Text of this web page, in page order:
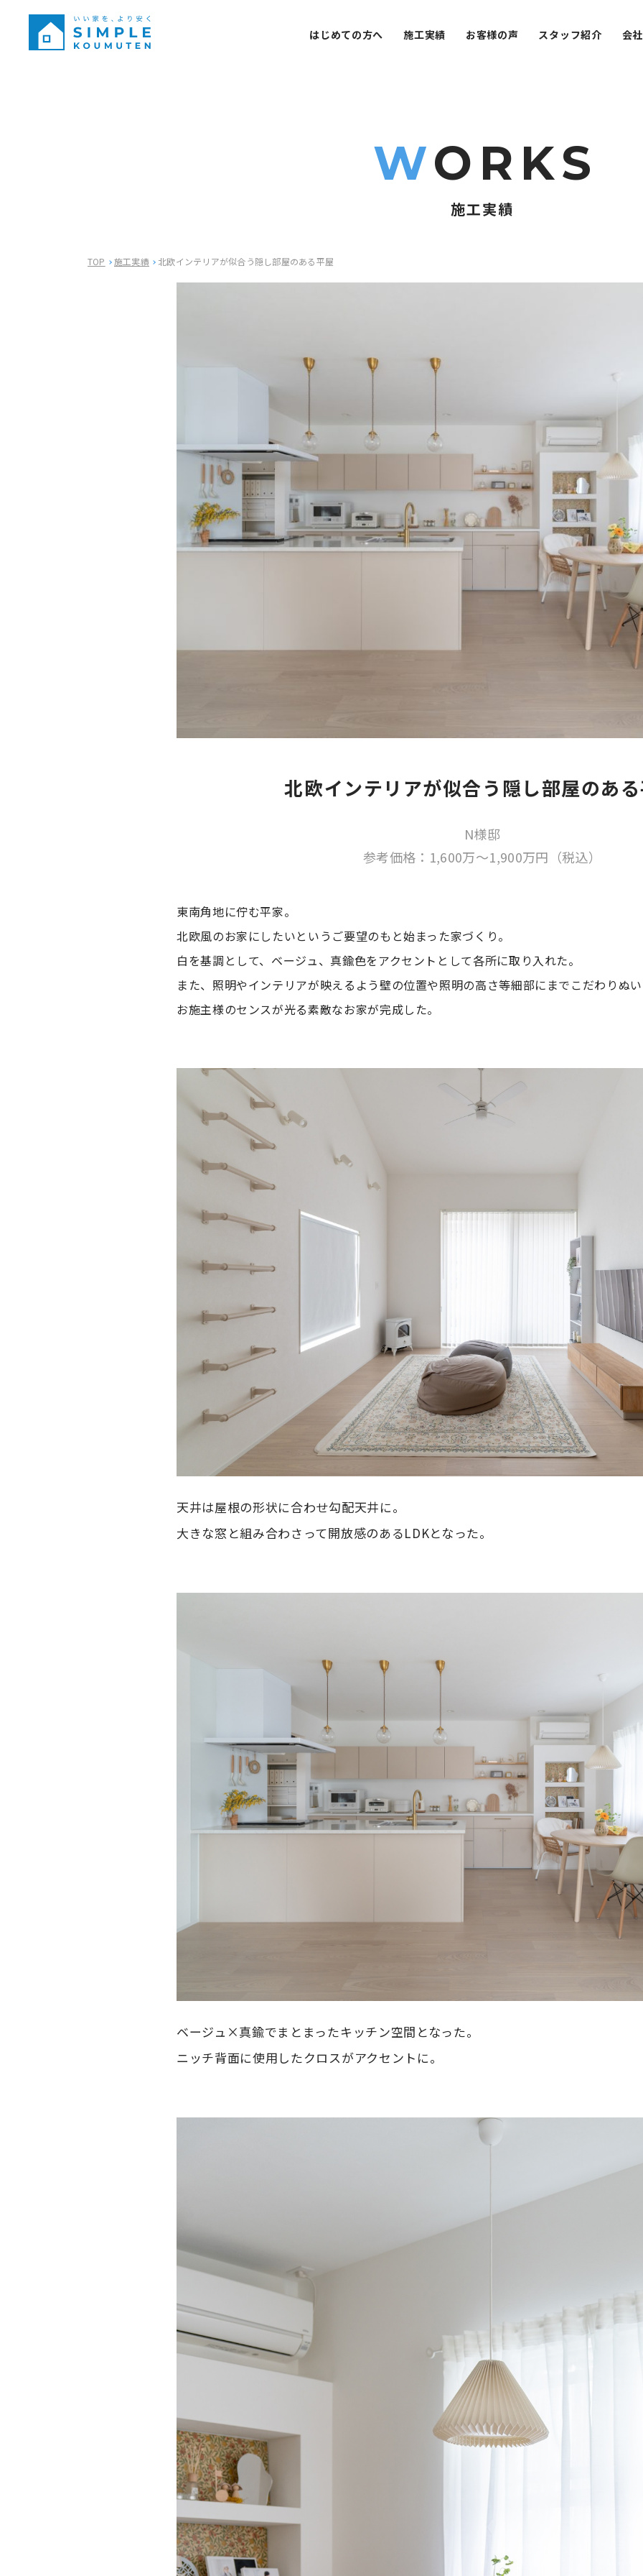
はじめての方へ 施工実績 お客様の声 スタッフ紹介 会
WORKS
施工実績
TOP 施工実績 北欧インテリアが似合う隠し部屋のある平屋
北欧インテリアが似合う隠し部屋のあ
N様邸
参考価格：1,600万～1,900万円（税込）
東南角地に佇む平家。
北欧風のお家にしたいというご要望のもと始まった家づくり。
白を基調として、ベージュ、真鍮色をアクセントとして各所に取り入れた。
また、照明やインテリアが映えるよう壁の位置や照明の高さ等細部にまでこだわりぬ
お施主様のセンスが光る素敵なお家が完成した。
天井は屋根の形状に合わせ勾配天井に。
大きな窓と組み合わさって開放感のあるLDKとなった。
ベージュ×真鍮でまとまったキッチン空間となった。
ニッチ背面に使用したクロスがアクセントに。